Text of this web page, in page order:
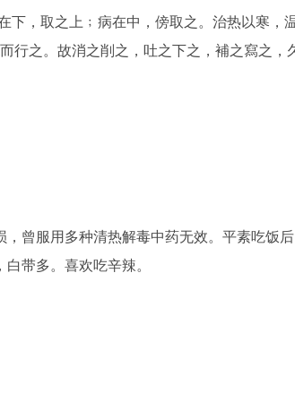
下，取之上﹔病在中，傍取之。治热以寒，
行之。故消之削之，吐之下之，補之寫之，
曾服用多种清热解毒中药无效。平素吃饭后
带多。喜欢吃辛辣。